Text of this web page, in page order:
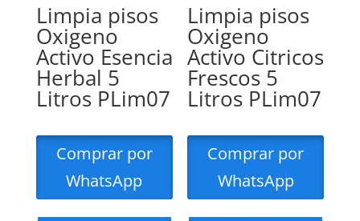
Limpia pisos
Oxigeno
Activo Esencia
Herbal 5
Litros PLim07
Comprar por
WhatsApp
Limpia pisos
Oxigeno
Activo Citricos
Frescos 5
Litros PLim07
Comprar por
WhatsApp